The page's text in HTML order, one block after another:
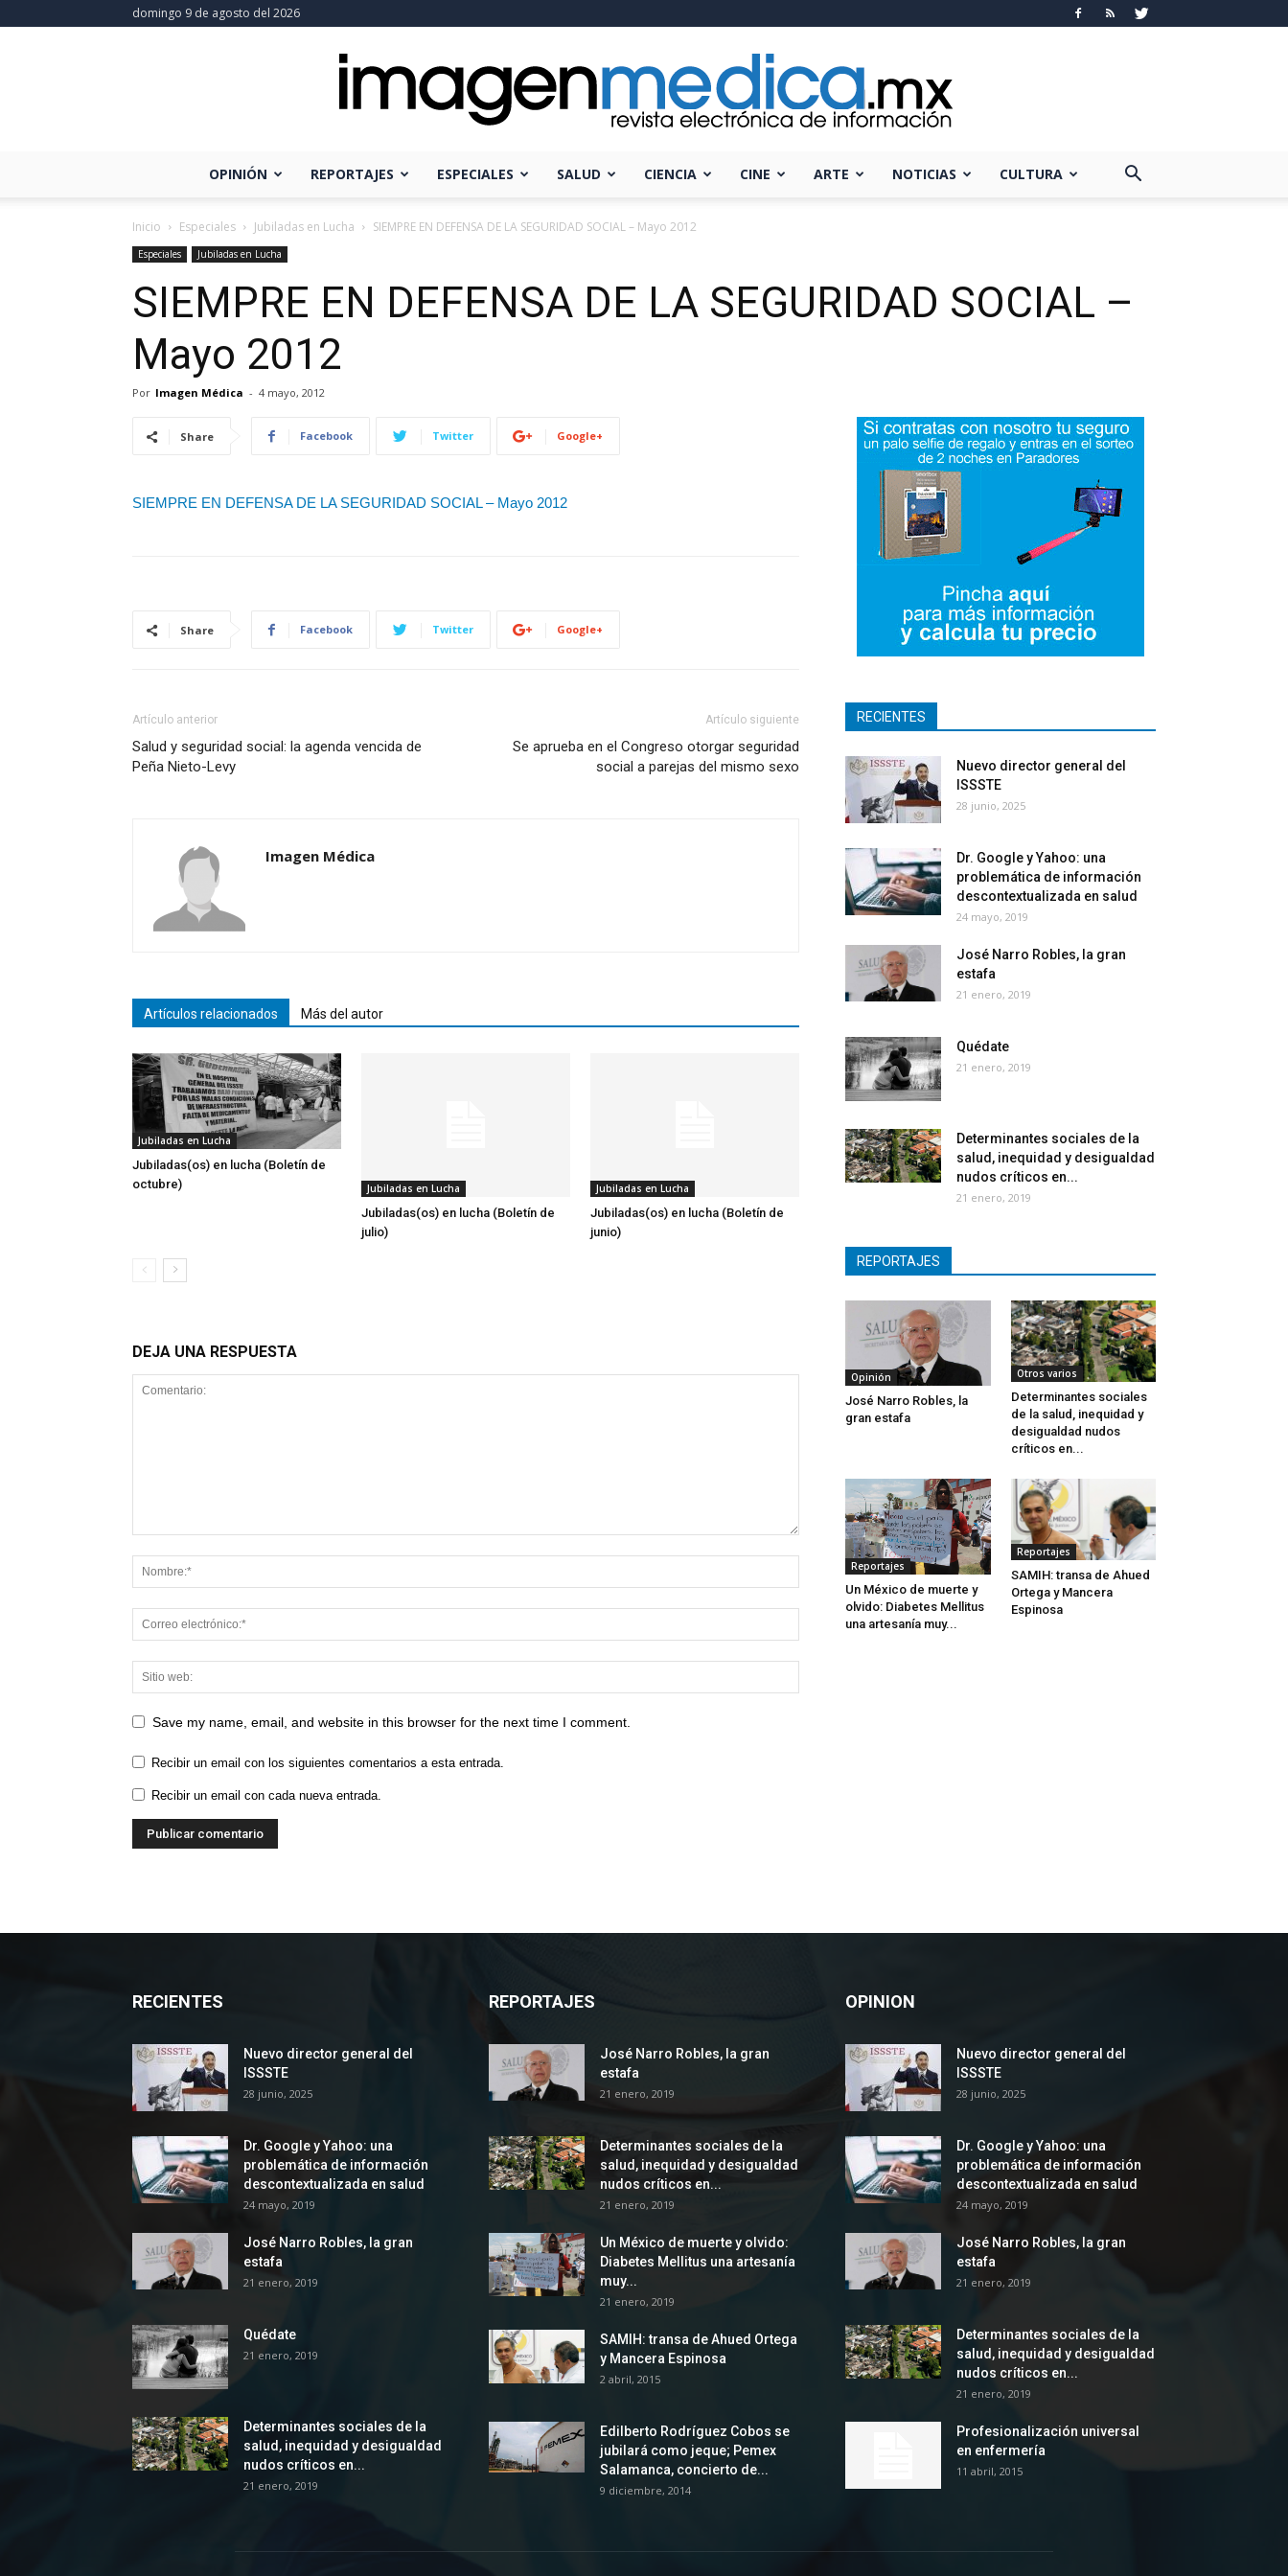
domingo 9 de agosto del 2026
OPINIÓN REPORTAJES ESPECIALES SALUD CIENCIA CINE ARTE NOTICIAS CULTURA
Inicio Especiales Jubiladas en Lucha SIEMPRE EN DEFENSA DE LA SEGURIDAD SOCIAL – Mayo 2012
Especiales Jubiladas en Lucha
SIEMPRE EN DEFENSA DE LA SEGURIDAD SOCIAL –
Mayo 2012
Por Imagen Médica - 4 mayo, 2012
Share Facebook Twitter Google+
SIEMPRE EN DEFENSA DE LA SEGURIDAD SOCIAL – Mayo 2012
Share Facebook Twitter Google+
Artículo anterior
Salud y seguridad social: la agenda vencida de
Peña Nieto-Levy
Artículo siguiente
Se aprueba en el Congreso otorgar seguridad
social a parejas del mismo sexo
Imagen Médica
Artículos relacionados Más del autor
Jubiladas en Lucha
Jubiladas(os) en lucha (Boletín de
octubre)
Jubiladas en Lucha
Jubiladas(os) en lucha (Boletín de
julio)
Jubiladas en Lucha
Jubiladas(os) en lucha (Boletín de
junio)
DEJA UNA RESPUESTA
Save my name, email, and website in this browser for the next time I comment.
Recibir un email con los siguientes comentarios a esta entrada.
Recibir un email con cada nueva entrada.
RECIENTES
Nuevo director general del
ISSSTE
28 junio, 2025
Dr. Google y Yahoo: una
problemática de información
descontextualizada en salud
24 mayo, 2019
José Narro Robles, la gran
estafa
21 enero, 2019
Quédate
21 enero, 2019
Determinantes sociales de la
salud, inequidad y desigualdad
nudos críticos en...
21 enero, 2019
REPORTAJES
Opinión
José Narro Robles, la
gran estafa
Otros varios
Determinantes sociales
de la salud, inequidad y
desigualdad nudos
críticos en...
Reportajes
Un México de muerte y
olvido: Diabetes Mellitus
una artesanía muy...
Reportajes
SAMIH: transa de Ahued
Ortega y Mancera
Espinosa
RECIENTES
Nuevo director general del
ISSSTE
28 junio, 2025
Dr. Google y Yahoo: una
problemática de información
descontextualizada en salud
24 mayo, 2019
José Narro Robles, la gran
estafa
21 enero, 2019
Quédate
21 enero, 2019
Determinantes sociales de la
salud, inequidad y desigualdad
nudos críticos en...
21 enero, 2019
REPORTAJES
José Narro Robles, la gran
estafa
21 enero, 2019
Determinantes sociales de la
salud, inequidad y desigualdad
nudos críticos en...
21 enero, 2019
Un México de muerte y olvido:
Diabetes Mellitus una artesanía
muy...
21 enero, 2019
SAMIH: transa de Ahued Ortega
y Mancera Espinosa
2 abril, 2015
Edilberto Rodríguez Cobos se
jubilará como jeque; Pemex
Salamanca, concierto de...
9 diciembre, 2014
OPINION
Nuevo director general del
ISSSTE
28 junio, 2025
Dr. Google y Yahoo: una
problemática de información
descontextualizada en salud
24 mayo, 2019
José Narro Robles, la gran
estafa
21 enero, 2019
Determinantes sociales de la
salud, inequidad y desigualdad
nudos críticos en...
21 enero, 2019
Profesionalización universal
en enfermería
11 abril, 2015